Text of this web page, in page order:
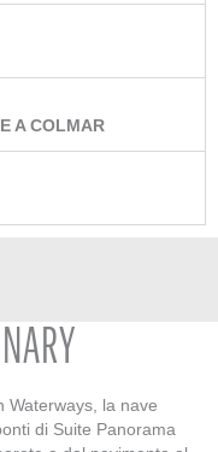
A COLMAR
Waterways, la nave
di Suite Panorama